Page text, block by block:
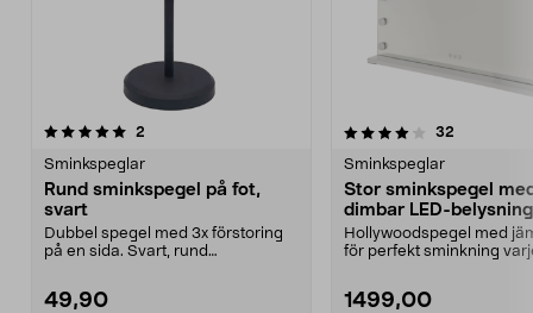
2
Sminkspeglar
Rund sminkspegel på fot,
svart
Dubbel spegel med 3x förstoring
på en sida. Svart, rund
49,90
4.0 av 5 stjärnor 32
Sminkspeglar
Stor sminkspegel
dimbar LED-
x 62 cm
Hollywoodspegel med
för perfekt sminkning
1499,00
4.5 av 5 stjärnor